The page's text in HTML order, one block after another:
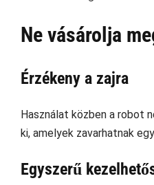
Ne vásárolja
Érzékeny a zajra
Használat közben a robot
ki, amelyek zavarhatnak
Egyszerű